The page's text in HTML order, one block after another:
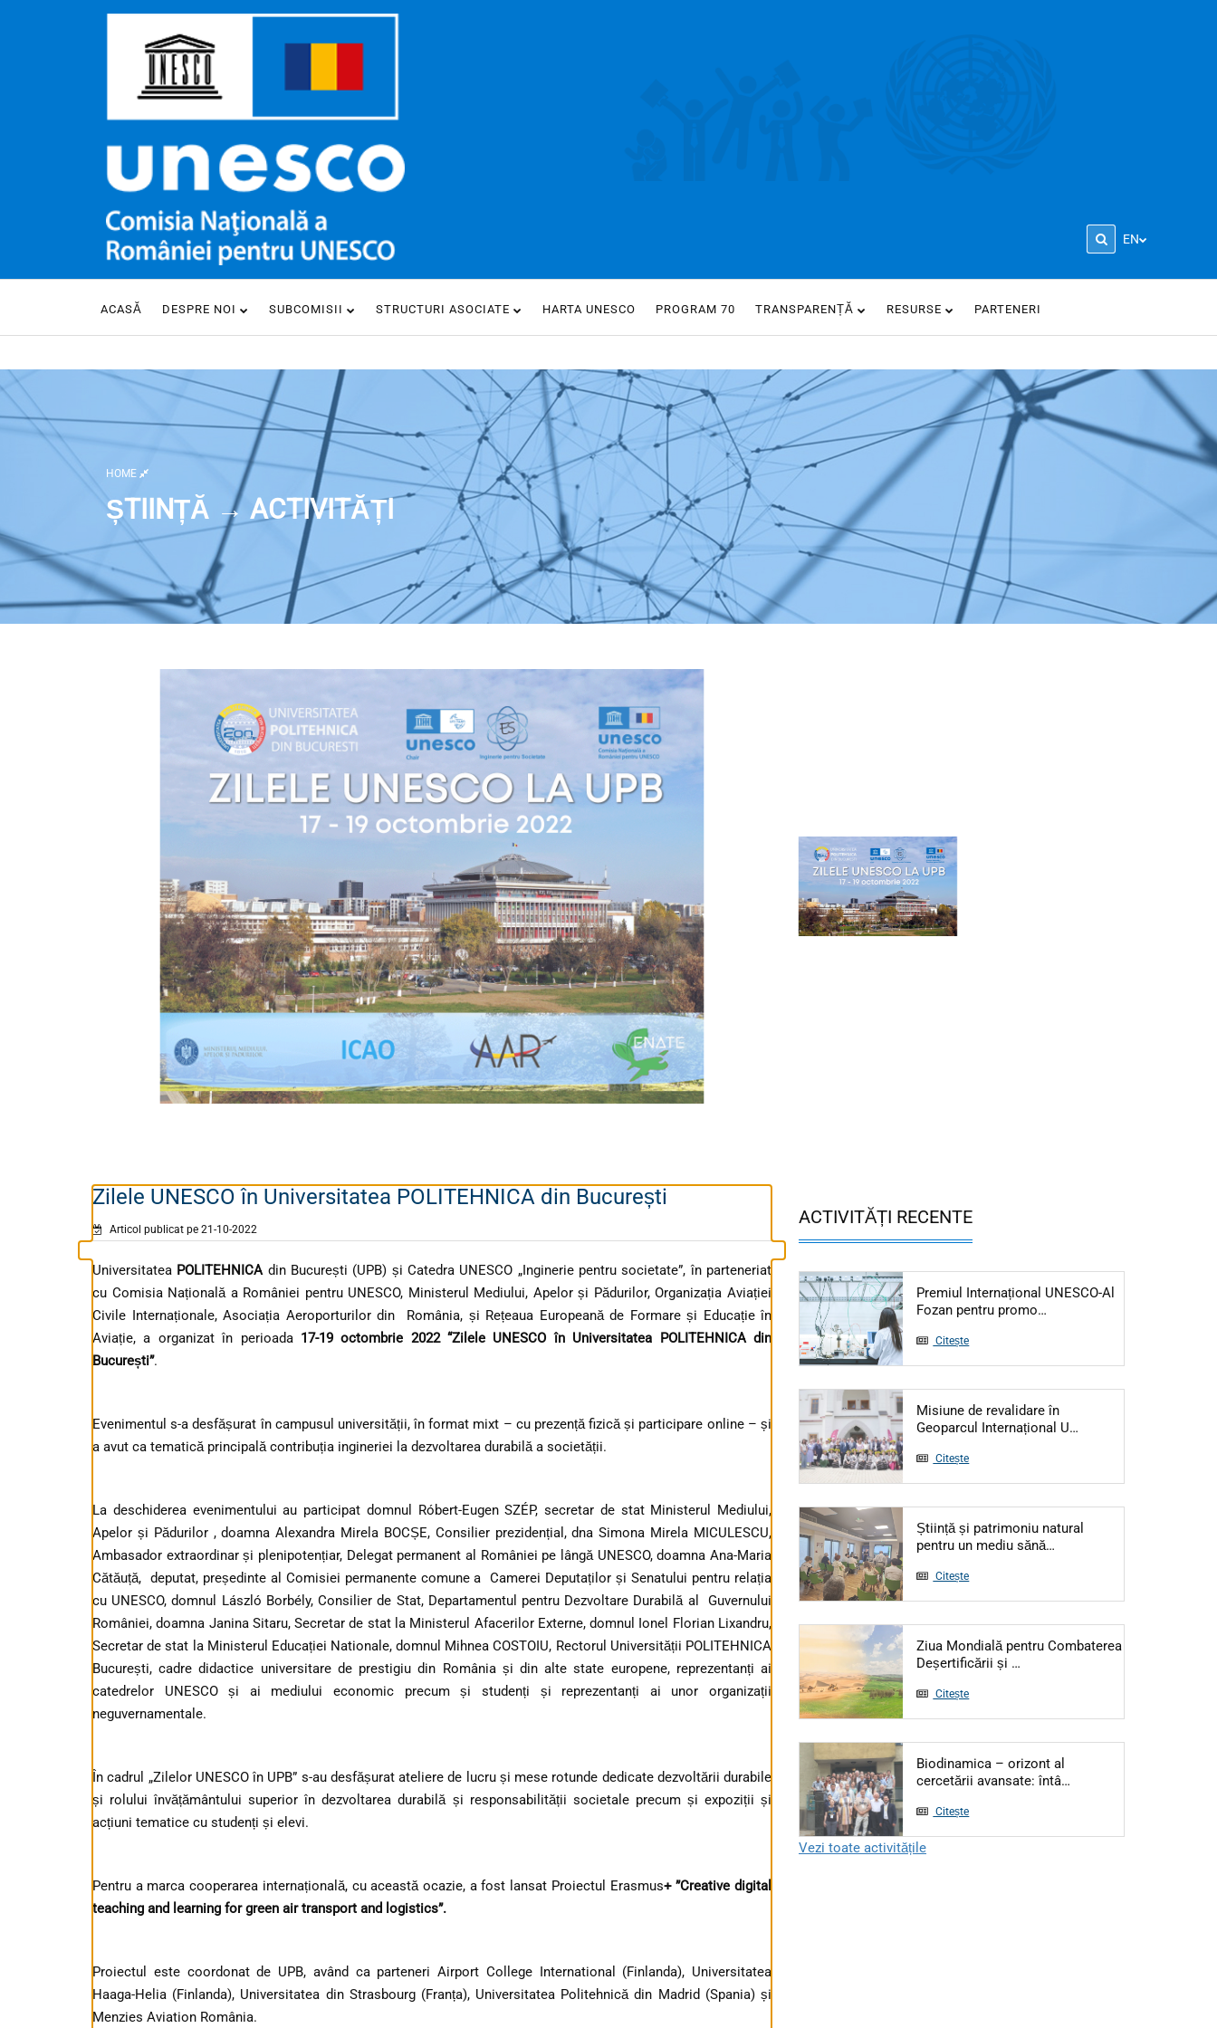
EN
ACASĂ DESPRE NOI SUBCOMISII STRUCTURI ASOCIATE HARTA UNESCO PROGRAM 70 TRANSPARENȚĂ RESURSE PARTENERI
HOME
ȘTIINȚĂ → ACTIVITĂȚI
Zilele UNESCO în Universitatea POLITEHNICA din București
Articol publicat pe 21-10-2022
Universitatea POLITEHNICAdin București (UPB) și Catedra UNESCO „Inginerie pentru societate”, în parteneriat
cu Comisia Națională a României pentru UNESCO, Ministerul Mediului, Apelor și Pădurilor, Organizația Aviației
Civile Internaționale, Asociația Aeroporturilor din România, și Rețeaua Europeană de Formare și Educație în
Aviație, a organizat în perioada 17-19 octombrie 2022 “Zilele UNESCO în Universitatea POLITEHNICA din
București”.
Evenimentul s-a desfășurat în campusul universității, în format mixt – cu prezență fizică și participare online – și
a avut ca tematică principală contribuția ingineriei la dezvoltarea durabilă a societății.
La deschiderea evenimentului au participat domnul Róbert-Eugen SZÉP, secretar de stat Ministerul Mediului,
Apelor și Pădurilor , doamna Alexandra Mirela BOCȘE, Consilier prezidențial, dna Simona Mirela MICULESCU,
Ambasador extraordinar și plenipotențiar, Delegat permanent al României pe lângă UNESCO, doamna Ana-Maria
Cătăuță, deputat, președinte al Comisiei permanente comune a Camerei Deputaților și Senatului pentru relația
cu UNESCO, domnul László Borbély, Consilier de Stat, Departamentul pentru Dezvoltare Durabilă al Guvernului
României, doamna Janina Sitaru, Secretar de stat la Ministerul Afacerilor Externe, domnul Ionel Florian Lixandru,
Secretar de stat la Ministerul Educației Nationale, domnul Mihnea COSTOIU, Rectorul Universității POLITEHNICA
București, cadre didactice universitare de prestigiu din România și din alte state europene, reprezentanți ai
catedrelor UNESCO și ai mediului economic precum și studenți și reprezentanți ai unor organizații
neguvernamentale.
În cadrul „Zilelor UNESCO în UPB” s-au desfășurat ateliere de lucru și mese rotunde dedicate dezvoltării durabile
și rolului învățământului superior în dezvoltarea durabilă și responsabilității societale precum și expoziții și
acțiuni tematice cu studenți și elevi.
Pentru a marca cooperarea internațională, cu această ocazie, a fost lansat Proiectul Erasmus+”Creative digital
teaching and learning for green air transport and logistics”.
Proiectul este coordonat de UPB, având ca parteneri Airport College International (Finlanda), Universitatea
Haaga-Helia (Finlanda), Universitatea din Strasbourg (Franța), Universitatea Politehnică din Madrid (Spania) și
Menzies Aviation România.
ACTIVITĂȚI RECENTE
Premiul Internațional UNESCO-Al
Fozan pentru promo…
Citește
Misiune de revalidare în
Geoparcul Internațional U…
Citește
Știință și patrimoniu natural
pentru un mediu sănă…
Citește
Ziua Mondială pentru Combaterea
Deșertificării și …
Citește
Biodinamica – orizont al
cercetării avansate: întâ…
Citește
Vezi toate activitățile